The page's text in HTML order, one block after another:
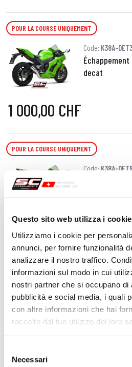
Questo sito web utilizza i cookie
Utilizziamo i cookie per
annunci, per fornire funzionalità
analizzare il nostro traffico.
informazioni sul modo in cui
nostri partner che si occupano di
pubblicità e social media, i quali
con altre informazioni che hai
raccolto dal tuo utilizzo dei loro
delNecessari
POUR LA COURSE UNIQUEMENT
Code: K38A-
decat
1 000,00 CHF
POUR LA COURSE UNIQUEMENT
Code: K38A-
1 190,00 CHF
POUR LA COURSE UNIQUEMENT
Code:K38A-
Échappement
raccord decat
1 190,00 CHF